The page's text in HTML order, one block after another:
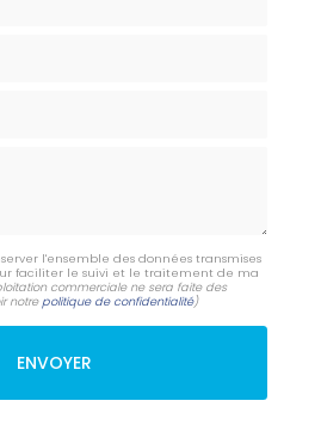
l'ensemble des données transmises
faciliter le suivi et le traitement de ma
commerciale ne sera faite des
notrepolitique de confidentialité)